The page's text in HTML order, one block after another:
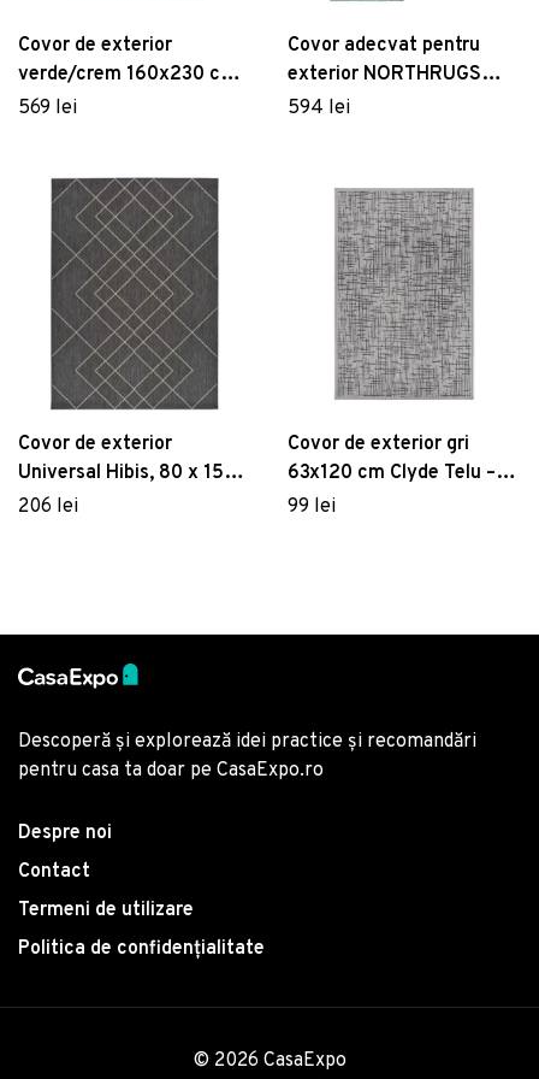
Covor de exterior
verde/crem 160x230 cm
Gemini – Elle Decoration
569 lei
Covor adecvat pentru
exterior NORTHRUGS
Leyte, 160 x 230 cm,
594 lei
Covor de exterior
Universal Hibis, 80 x 150
cm, gri
206 lei
Covor de exterior gri
63x120 cm Clyde Telu –
Hanse Home
99 lei
Descoperă și explorează idei practice și recomandări
pentru casa ta doar pe CasaExpo.ro
Despre noi
Contact
Termeni de utilizare
Politica de confidențialitate
© 2026 CasaExpo